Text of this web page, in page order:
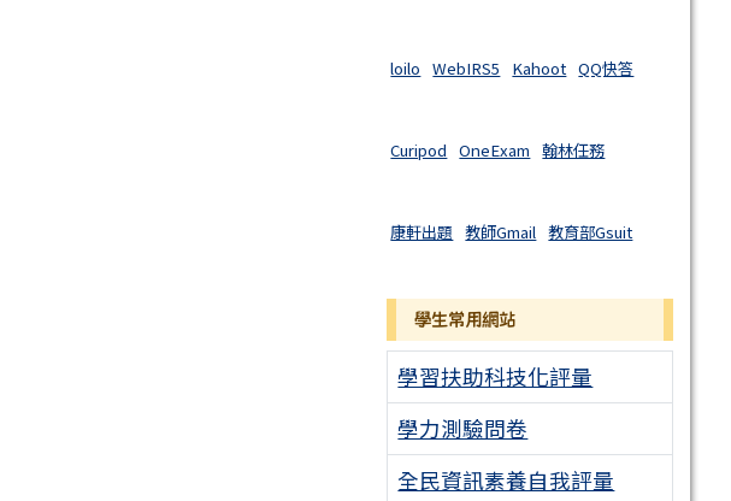
loilo WebIRS5 Kahoot QQ快答
Curipod OneExam 翰林任務
康軒出題 教師Gmail 教育部Gsuit
學生常用網站
學習扶助科技化評量
學力測驗問卷
全民資訊素養自我評量